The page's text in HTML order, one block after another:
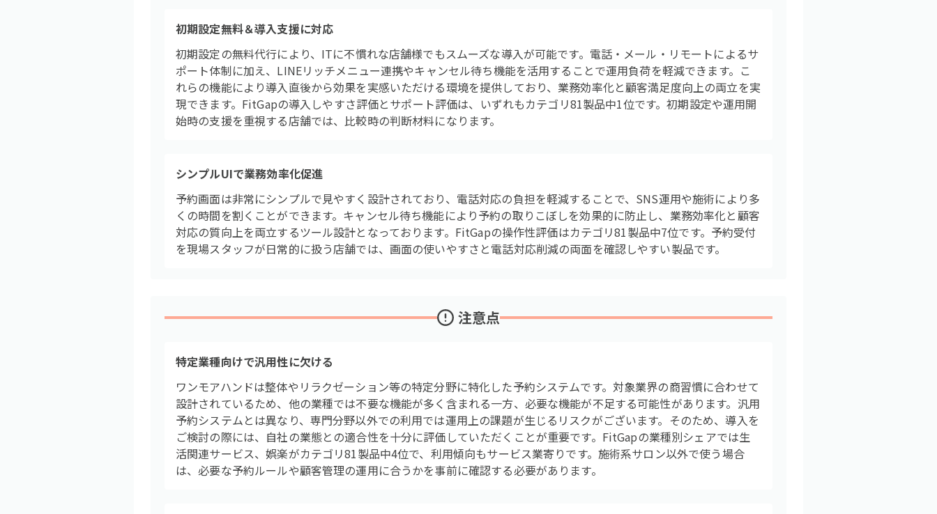
初期設定無料＆導入支援に対応
初期設定の無料代行により、ITに不慣れな店舗様でもスムーズな導入が可能です。電話・メール・リモートによるサ
ポート体制に加え、LINEリッチメニュー連携やキャンセル待ち機能を活用することで運用負荷を軽減できます。こ
れらの機能により導入直後から効果を実感いただける環境を提供しており、業務効率化と顧客満足度向上の両立を実
現できます。FitGapの導入しやすさ評価とサポート評価は、いずれもカテゴリ81製品中1位です。初期設定や運用開
始時の支援を重視する店舗では、比較時の判断材料になります。
シンプルUIで業務効率化促進
予約画面は非常にシンプルで見やすく設計されており、電話対応の負担を軽減することで、SNS運用や施術により多
くの時間を割くことができます。キャンセル待ち機能により予約の取りこぼしを効果的に防止し、業務効率化と顧客
対応の質向上を両立するツール設計となっております。FitGapの操作性評価はカテゴリ81製品中7位です。予約受付
を現場スタッフが日常的に扱う店舗では、画面の使いやすさと電話対応削減の両面を確認しやすい製品です。
注意点
特定業種向けで汎用性に欠ける
ワンモアハンドは整体やリラクゼーション等の特定分野に特化した予約システムです。対象業界の商習慣に合わせて
設計されているため、他の業種では不要な機能が多く含まれる一方、必要な機能が不足する可能性があります。汎用
予約システムとは異なり、専門分野以外での利用では運用上の課題が生じるリスクがございます。そのため、導入を
ご検討の際には、自社の業態との適合性を十分に評価していただくことが重要です。FitGapの業種別シェアでは生
活関連サービス、娯楽がカテゴリ81製品中4位で、利用傾向もサービス業寄りです。施術系サロン以外で使う場合
は、必要な予約ルールや顧客管理の運用に合うかを事前に確認する必要があります。